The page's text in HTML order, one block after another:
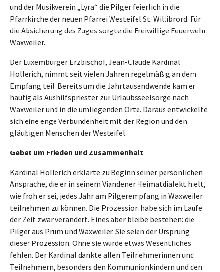
und der Musikverein „Lyra“ die Pilger feierlich in die
Pfarrkirche der neuen Pfarrei Westeifel St. Willibrord. Für
die Absicherung des Zuges sorgte die Freiwillige Feuerwehr
Waxweiler.
Der Luxemburger Erzbischof, Jean-Claude Kardinal
Hollerich, nimmt seit vielen Jahren regelmäßig an dem
Empfang teil. Bereits um die Jahrtausendwende kam er
häufig als Aushilfspriester zur Urlaubsseelsorge nach
Waxweiler und in die umliegenden Orte. Daraus entwickelte
sich eine enge Verbundenheit mit der Region und den
gläubigen Menschen der Westeifel.
Gebet um Frieden und Zusammenhalt
Kardinal Hollerich erklärte zu Beginn seiner persönlichen
Ansprache, die er in seinem Viandener Heimatdialekt hielt,
wie froh er sei, jedes Jahr am Pilgerempfang in Waxweiler
teilnehmen zu können. Die Prozession habe sich im Laufe
der Zeit zwar verändert. Eines aber bleibe bestehen: die
Pilger aus Prüm und Waxweiler. Sie seien der Ursprung
dieser Prozession. Ohne sie würde etwas Wesentliches
fehlen. Der Kardinal dankte allen Teilnehmerinnen und
Teilnehmern, besonders den Kommunionkindern und den